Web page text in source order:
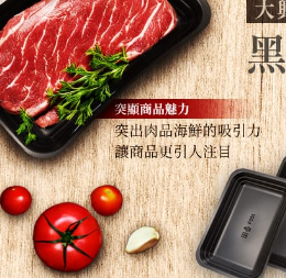
匯款通知